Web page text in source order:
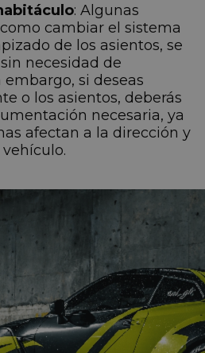
: Algunas
cambiar el sistema
de los asientos, se
necesidad de
si deseas
o los asientos, deberás
necesaria, ya
afectan a la dirección y